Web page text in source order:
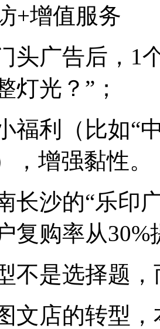
+增值服务
头广告后，1
灯光？”；
福利（比如“
，增强黏性。
长沙的“乐印
复购率从
不是选择题
文店的转型